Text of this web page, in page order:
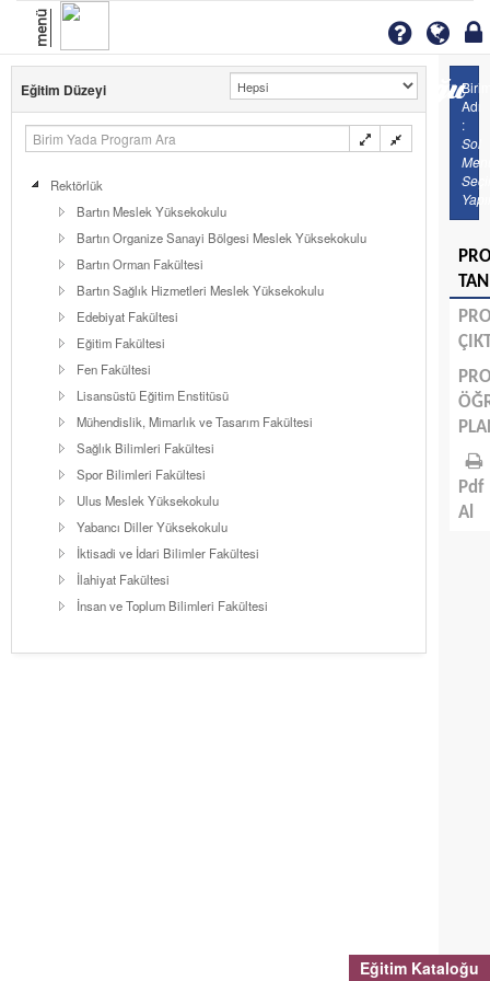
Eğitim Kataloğu
menü
Eğitim Düzeyi
Rektörlük
Bartın Meslek Yüksekokulu
Bartın Organize Sanayi Bölgesi Meslek Yüksekokulu
Bartın Orman Fakültesi
Bartın Sağlık Hizmetleri Meslek Yüksekokulu
Edebiyat Fakültesi
Eğitim Fakültesi
Fen Fakültesi
Lisansüstü Eğitim Enstitüsü
Mühendislik, Mimarlık ve Tasarım Fakültesi
Sağlık Bilimleri Fakültesi
Spor Bilimleri Fakültesi
Ulus Meslek Yüksekokulu
Yabancı Diller Yüksekokulu
İktisadi ve İdari Bilimler Fakültesi
İlahiyat Fakültesi
İnsan ve Toplum Bilimleri Fakültesi
Adı
:
Sol
Pdf
Al